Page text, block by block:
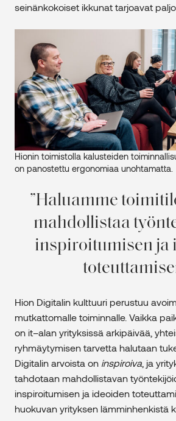
seinänkokoiset ikkunat tarjoavat
Hionin toimistolla kalusteiden
on panostettu ergonomiaa unohtamatta.
Haluamme
mahdollistaa
inspiroitumisen ja
Hion Digitalin kulttuuri perustuu
mutkattomalle toiminnalle. Vaikka
on it–alan yrityksissä arkipäivää,
ryhmäytymisen tarvetta halutaan
Digitalin arvoista on inspiroiva , ja
tahdotaan mahdollistavan
inspiroitumisen ja ideoiden
huokuvan yrityksen lämminhenkistä